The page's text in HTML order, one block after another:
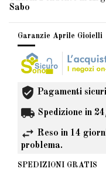
Sabo
Garanzie Aprile Gioielli
Pagamenti
Spedizione in
Reso in 14
problema.
SPEDIZIONI GRATIS